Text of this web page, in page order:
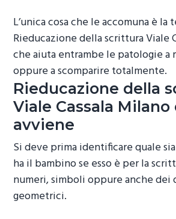
L’unica cosa che le accomuna è la
Rieducazione della scrittura Viale
che aiuta entrambe le patologie a
oppure a scomparire totalmente.
Rieducazione della
Viale Cassala Milano
avviene
Si deve prima identificare quale
ha il bambino se esso è per la
numeri, simboli oppure anche dei
geometrici.